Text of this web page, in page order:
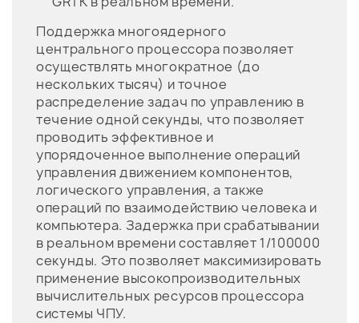
Поддержка многоядерного
центрального процессора позволяет
осуществлять многократное (до
нескольких тысяч) и точное
распределение задач по управлению в
течение одной секунды, что позволяет
проводить эффективное и
упорядоченное выполнение операций
управления движением компонентов,
логического управления, а также
операций по взаимодействию человека и
компьютера. Задержка при срабатывании
в реальном времени составляет 1/100000
секунды. Это позволяет максимизировать
применение высокопроизводительных
вычислительных ресурсов процессора
системы ЧПУ.